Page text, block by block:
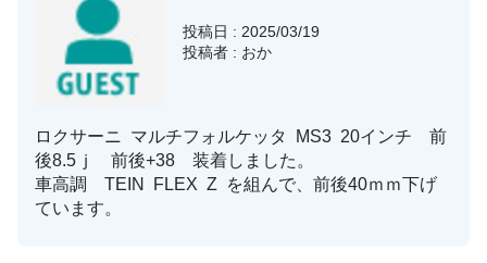
投稿日 : 2025/03/19
投稿者 : おか
ロクサーニ マルチフォルケッタ MS3 20インチ 前
後8.5ｊ 前後+38 装着しました。
車高調 TEIN FLEX Z を組んで、前後40ｍｍ下げ
ています。